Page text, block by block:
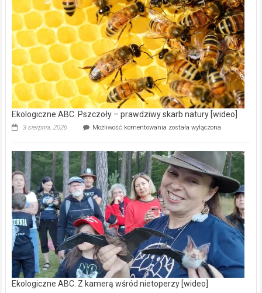
z
dofinansowaniem
ponad
15,6
mln
na
modernizację
oczyszczalni
ścieków
[wideo]
Ekologiczne ABC. Pszczoły – prawdziwy skarb natury [wideo]
3 sierpnia, 2026 Możliwość komentowania Ekologiczne
–
prawdziwy
skarb
natury
[wideo]
została wyłączona
Ekologiczne ABC. Z kamerą wśród nietoperzy [wideo]